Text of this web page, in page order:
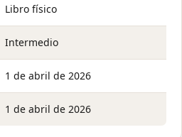
Libro físico
Intermedio
1 de abril de 2026
1 de abril de 2026